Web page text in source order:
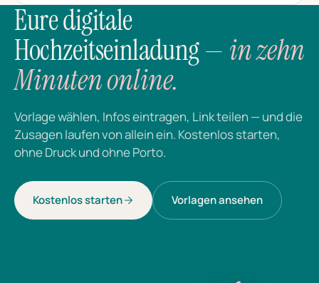
Eure digitale
Hochzeitseinladung —in zehn
Minuten online.
Vorlage wählen, Infos eintragen, Link teilen — und die
Zusagen laufen von allein ein. Kostenlos starten,
ohne Druck und ohne Porto.
Kostenlos starten Vorlagen ansehen